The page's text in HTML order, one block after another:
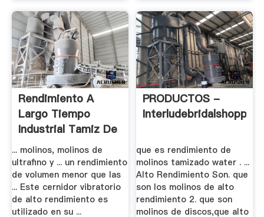
Rendimiento A
Largo Tiempo
Industrial Tamiz De
La .
... molinos, molinos de
ultrafino y ... un rendimiento
de volumen menor que las
... Este cernidor vibratorio
de alto rendimiento es
utilizado en su ...
PRODUCTOS -
Interludebridalshoppe
que es rendimiento de
molinos tamizado water . ...
Alto Rendimiento Son. que
son los molinos de alto
rendimiento 2. que son
molinos de discos,que alto